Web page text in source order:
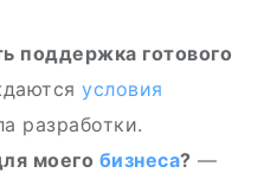
поддержка готового
условия
разработки.
моего бизнеса? —